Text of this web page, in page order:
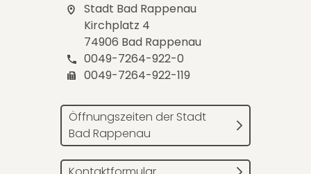
Stadt Bad Rappenau
Kirchplatz 4
74906 Bad Rappenau
0049-7264-922-0
0049-7264-922-119
Öffnungszeiten der Stadt
Bad Rappenau